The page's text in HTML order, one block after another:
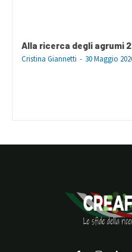
Alla ricerca degli agrumi 2
Cristina Giannetti - 30 Maggio